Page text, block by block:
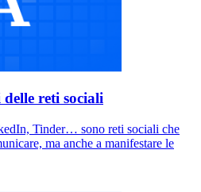
reti sociali
Tinder… sono reti sociali che
ma anche a manifestare le